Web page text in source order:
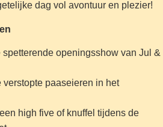
dag vol avontuur en plezier!
spetterende openingsshow van Jul &
verstopte paaseieren in het
high five of knuffel tijdens de